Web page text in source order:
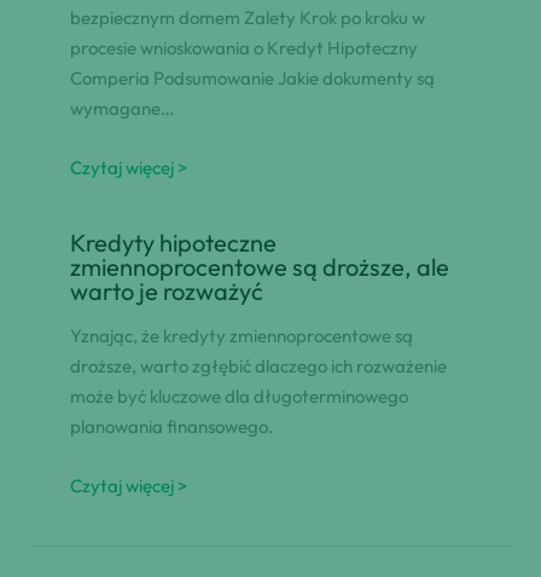
bezpiecznym domem Zalety Krok po kroku w
procesie wnioskowania o Kredyt Hipoteczny
Comperia Podsumowanie Jakie dokumenty są
wymagane…
Czytaj więcej >
Kredyty hipoteczne
zmiennoprocentowe są droższe, ale
warto je rozważyć
Yznając, że kredyty zmiennoprocentowe są
droższe, warto zgłębić dlaczego ich rozważenie
może być kluczowe dla długoterminowego
planowania finansowego.
Czytaj więcej >